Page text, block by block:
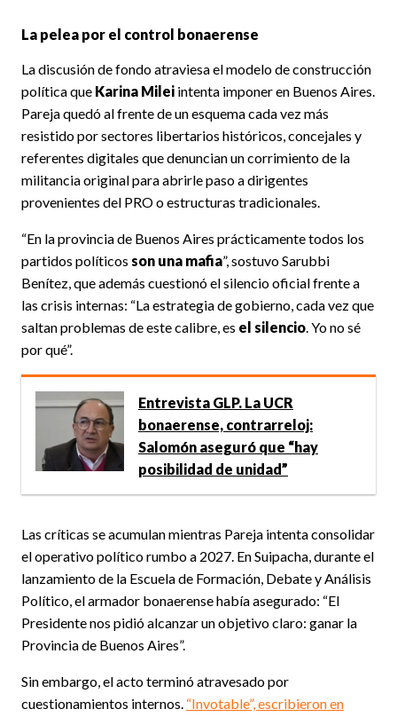
La pelea por el control bonaerense
La discusión de fondo atraviesa el modelo de construcción
política que Karina Milei intenta imponer en Buenos Aires.
Pareja quedó al frente de un esquema cada vez más
resistido por sectores libertarios históricos, concejales y
referentes digitales que denuncian un corrimiento de la
militancia original para abrirle paso a dirigentes
provenientes del PRO o estructuras tradicionales.
“En la provincia de Buenos Aires prácticamente todos los
partidos políticos son una mafia”, sostuvo Sarubbi
Benítez, que además cuestionó el silencio oficial frente a
las crisis internas: “La estrategia de gobierno, cada vez que
saltan problemas de este calibre, es el silencio . Yo no sé
por qué”.
Entrevista GLP. La UCR
bonaerense, contrarreloj:
Salomón aseguró que “hay
posibilidad de unidad”
Las críticas se acumulan mientras Pareja intenta consolidar
el operativo político rumbo a 2027. En Suipacha, durante el
lanzamiento de la Escuela de Formación, Debate y Análisis
Político, el armador bonaerense había asegurado: “El
Presidente nos pidió alcanzar un objetivo claro: ganar la
Provincia de Buenos Aires”.
Sin embargo, el acto terminó atravesado por
cuestionamientos internos. “Invotable”, escribieron en